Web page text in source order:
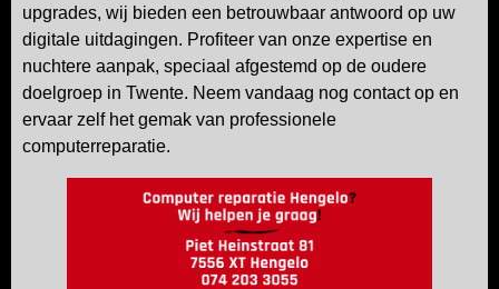
upgrades, wij bieden een betrouwbaar antwoord op uw
digitale uitdagingen. Profiteer van onze expertise en
nuchtere aanpak, speciaal afgestemd op de oudere
doelgroep in Twente. Neem vandaag nog contact op en
ervaar zelf het gemak van professionele
computerreparatie.